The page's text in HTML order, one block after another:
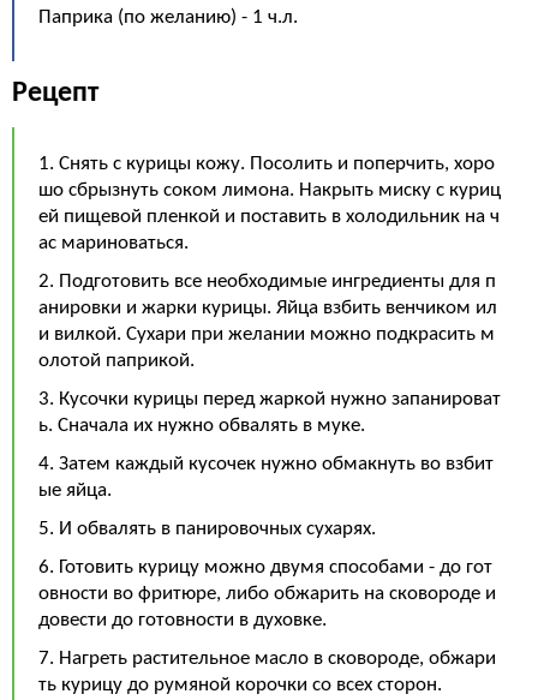
Паприка (по желанию) - 1 ч.л.
Рецепт
1. Снять с курицы кожу. Посолить и поперчить, хоро
шо сбрызнуть соком лимона. Накрыть миску с куриц
ей пищевой пленкой и поставить в холодильник на ч
ас мариноваться.
2. Подготовить все необходимые ингредиенты для п
анировки и жарки курицы. Яйца взбить венчиком ил
и вилкой. Сухари при желании можно подкрасить м
олотой паприкой.
3. Кусочки курицы перед жаркой нужно запанироват
ь. Сначала их нужно обвалять в муке.
4. Затем каждый кусочек нужно обмакнуть во взбит
ые яйца.
5. И обвалять в панировочных сухарях.
6. Готовить курицу можно двумя способами - до гот
овности во фритюре, либо обжарить на сковороде и
довести до готовности в духовке.
7. Нагреть растительное масло в сковороде, обжари
ть курицу до румяной корочки со всех сторон.